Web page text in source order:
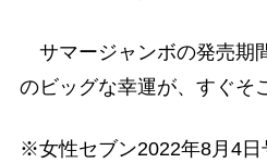
サマージャンボの発売期
のビッグな幸運が、すぐそ
※女性セブン2022年8月4日